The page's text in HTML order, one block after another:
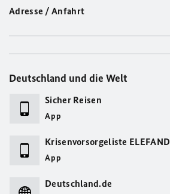
Adresse / Anfahrt
Deutschland und die Welt
Sicher Reisen
App
Krisenvorsorgeliste ELEFAND
App
Deutschland.de